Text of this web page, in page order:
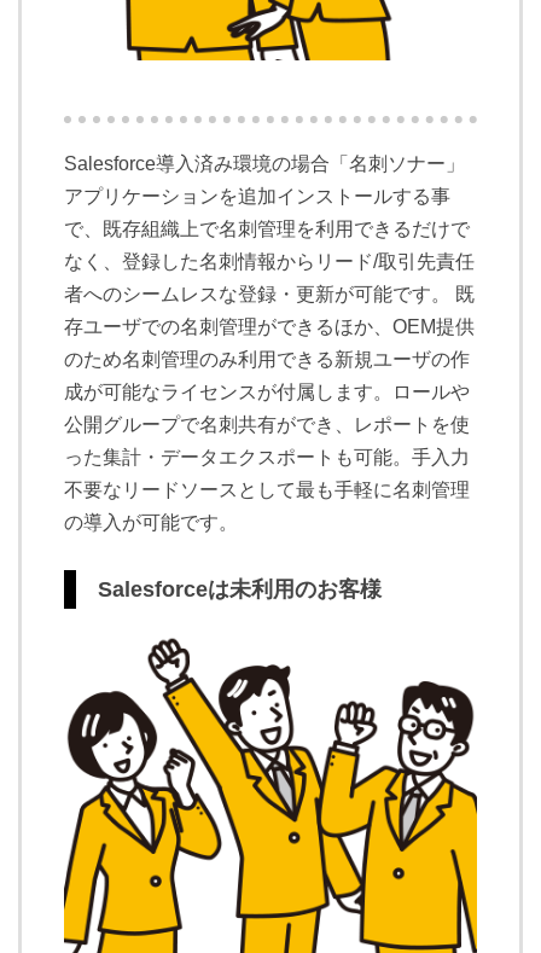
Salesforce導入済み環境の場合「名刺ソナー」
アプリケーションを追加インストールする事
で、既存組織上で名刺管理を利用できるだけで
なく、登録した名刺情報からリード/取引先責任
者へのシームレスな登録・更新が可能です。 既
存ユーザでの名刺管理ができるほか、OEM提供
のため名刺管理のみ利用できる新規ユーザの作
成が可能なライセンスが付属します。ロールや
公開グループで名刺共有ができ、レポートを使
った集計・データエクスポートも可能。手入力
不要なリードソースとして最も手軽に名刺管理
の導入が可能です。
Salesforceは未利用のお客様